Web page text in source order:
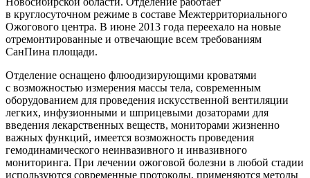
в круглосуточном режиме в составе Межтерриториального
Ожогового центра. В июне 2013 года переехало на новые
отремонтированные и отвечающие всем требованиям
СанПина площади.
Отделение оснащено флюодизирующими кроватями
с возможностью измерения массы тела, современным
оборудованием для проведения искусственной вентиляции
легких, инфузионными и шприцевыми дозаторами для
введения лекарственных веществ, мониторами жизненно
важных функций, имеется возможность проведения
гемодинамического неинвазивного и инвазивного
мониторинга. При лечении ожоговой болезни в любой стадии
используются современные протоколы, применяются методы